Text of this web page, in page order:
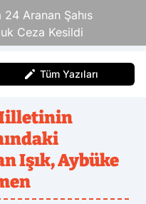
Aranan Şahıs
Ceza Kesildi
Tüm Yazıları
Işık, Aybüke